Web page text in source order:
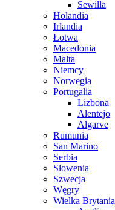
Sewilla
Holandia
Irlandia
Łotwa
Macedonia
Malta
Niemcy
Norwegia
Portugalia
Lizbona
Alentejo
Algarve
Rumunia
San Marino
Serbia
Słowenia
Szwecja
Węgry
Wielka Brytania